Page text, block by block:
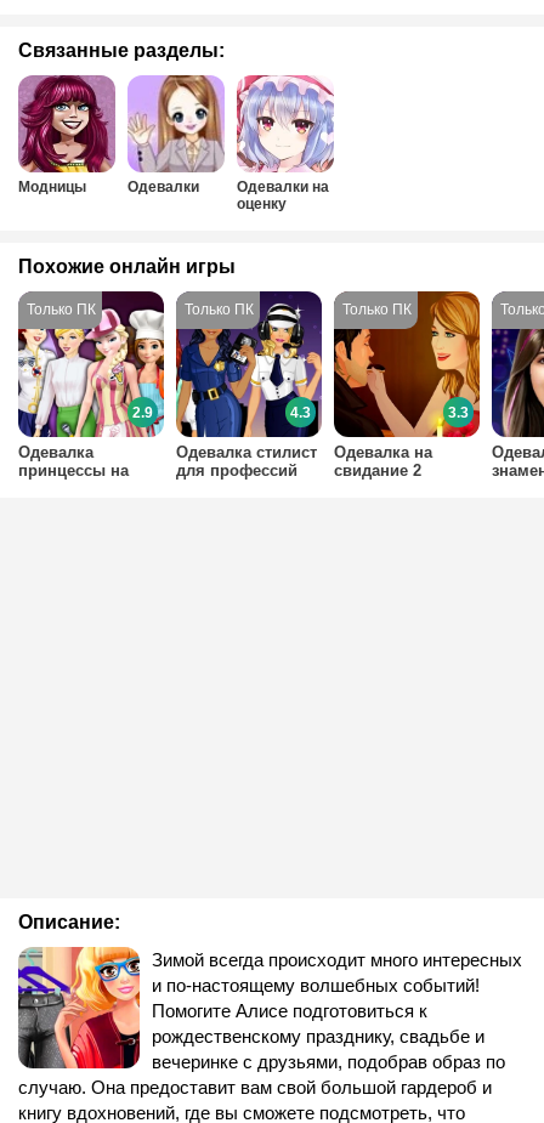
Связанные разделы:
Модницы Одевалки
Одевалки на
оценку
Описание:
Зимой всегда происходит много интересных
и по-настоящему волшебных событий!
Помогите Алисе подготовиться к
рождественскому празднику, свадьбе и
вечеринке с друзьями, подобрав образ по
случаю. Она предоставит вам свой большой гардероб и
книгу вдохновений, где вы сможете подсмотреть, что
Похожие онлайн игры
Одевалка
принцессы на
2.9
Одевалка стилист
для профессий
4.3
Одевалка на
свидание 2
3.3